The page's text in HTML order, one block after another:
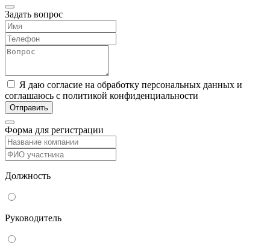
Задать вопрос
Я даю согласие на обработку персональных данных и
соглашаюсь с политикой конфиденциальности
Форма для регистрации
Должность
Руководитель